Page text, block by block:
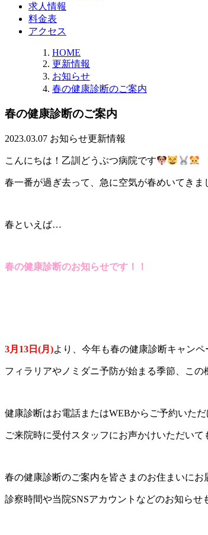
求人情報
料金表
アクセス
HOME
更新情報
お知らせ
春の健康診断のご案内
春の健康診断のご案内
2023.03.07 お知らせ更新情報
こんにちは！乙訓どうぶつ病院です
春一番が過ぎ去って、急に空気が春めいてきま
春といえば…
春の健康診断のお知らせです！！
3月13日(月)より、今年も春の健康診断キャンペ
フィラリアやノミダニ予防が始まる季節、こ
健康診断はお電話またはWEBからご予約いただ
ご来院時に受付スタッフにお声かけいただいて
春の健康診断のご案内を皆さまのお住まいにお
診察時間や当院SNSアカウントなどのお知らせ